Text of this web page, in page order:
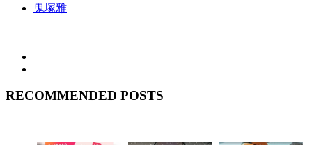
鬼塚雅
RECOMMENDED POSTS